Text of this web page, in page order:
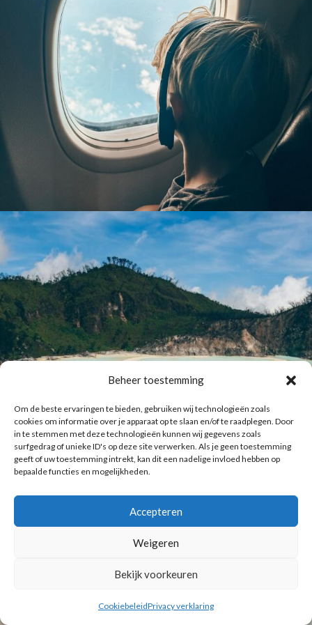
Beheer toestemming
Om de beste ervaringen te bieden, gebruiken wij technologieën zoals
cookies om informatie over je apparaat op te slaan en/of te raadplegen. Door
in te stemmen met deze technologieën kunnen wij gegevens zoals
surfgedrag of unieke ID's op deze site verwerken. Als je geen toestemming
geeft of uw toestemming intrekt, kan dit een nadelige invloed hebben op
bepaalde functies en mogelijkheden.
Accepteren
Weigeren
Bekijk voorkeuren
CookiebeleidPrivacy verklaring